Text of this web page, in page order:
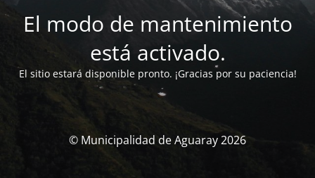
El modo de mantenimiento
está activado.
El sitio estará disponible pronto. ¡Gracias por su paciencia!
© Municipalidad de Aguaray 2026